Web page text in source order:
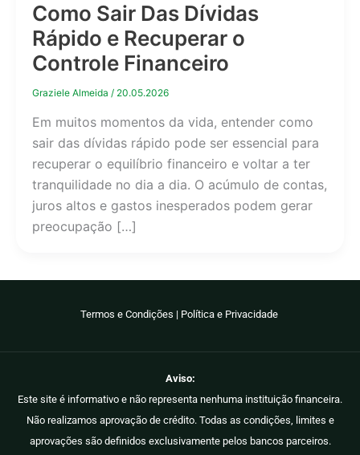
Como Sair Das Dívidas
Rápido e Recuperar o
Controle Financeiro
Graziele Almeida / 20.05.2026
Em muitos momentos da vida, entender como
sair das dívidas rápido pode ser essencial para
recuperar o equilíbrio financeiro e voltar a ter
tranquilidade no dia a dia. O acúmulo de contas,
juros altos e gastos inesperados podem gerar
preocupação […]
Termos e Condições | Política e Privacidade
Aviso:
Este site é informativo e não representa nenhuma instituição financeira.
Não realizamos aprovação de crédito. Todas as condições, limites e
aprovações são definidos exclusivamente pelos bancos parceiros.